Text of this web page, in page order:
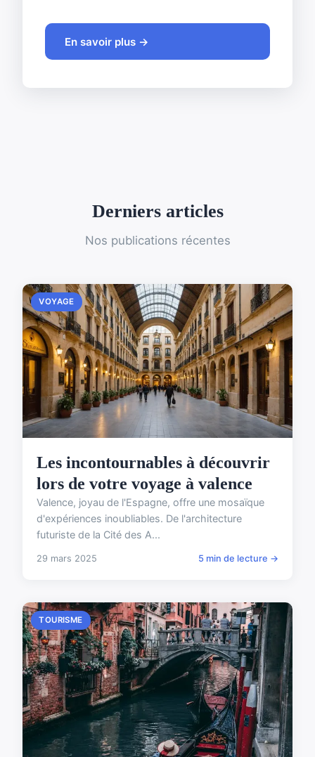
En savoir plus →
Derniers articles
Nos publications récentes
VOYAGE
Les incontournables à découvrir
lors de votre voyage à valence
Valence, joyau de l'Espagne, offre une mosaïque
d'expériences inoubliables. De l'architecture
futuriste de la Cité des A...
29 mars 2025 5 min de lecture →
TOURISME